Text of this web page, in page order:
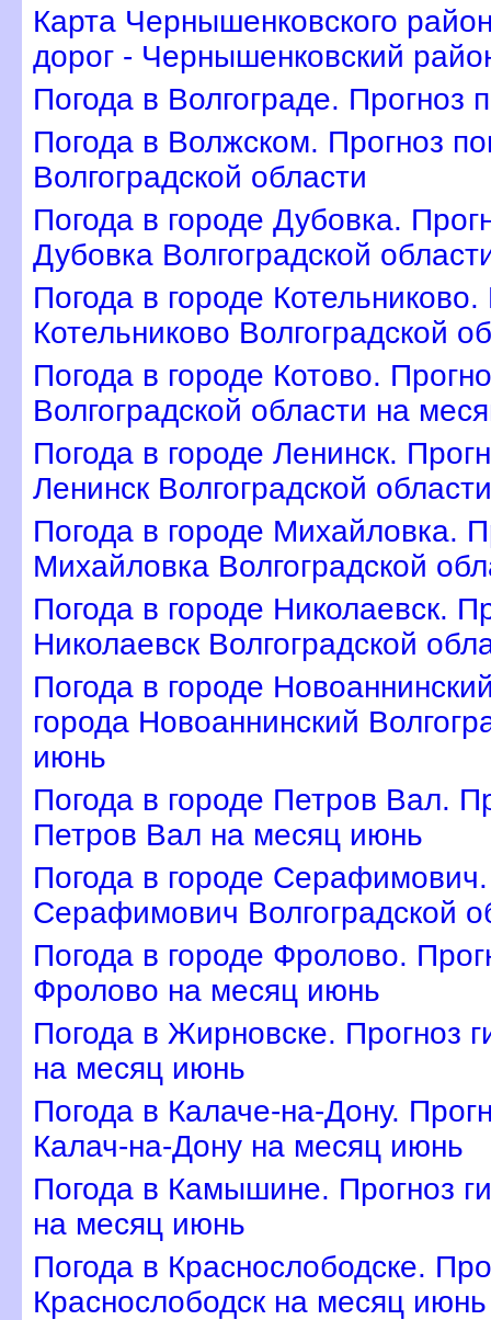
Карта Чернышенковского
дорог - Чернышенковский
Погода в Волгограде. Прогноз
Погода в Волжском. Прогноз
олгоградской области
Погода в городе Дубовка.
Дубовка Волгоградской
Погода в городе
Котельниково Волгоградской
Погода в городе Котово.
олгоградской области на
Погода в городе Ленинск.
Ленинск Волгоградской
Погода в городе Михайловка.
Михайловка Волгоградской
Погода в городе Николаевск.
Николаевск Волгоградской
Погода в городе
орода Новоаннинский
июнь
Погода в городе Петров Вал.
Петров Вал на месяц июнь
Погода в городе
Серафимович Волгоградской
Погода в городе Фролово.
Фролово на месяц июнь
Погода в Жирновске. Прогноз
на месяц июнь
Погода в Калаче-на-Дону.
Калач-на-Дону на месяц июнь
Погода в Камышине. Прогноз
на месяц июнь
Погода в Краснослободске.
Краснослободск на месяц июнь